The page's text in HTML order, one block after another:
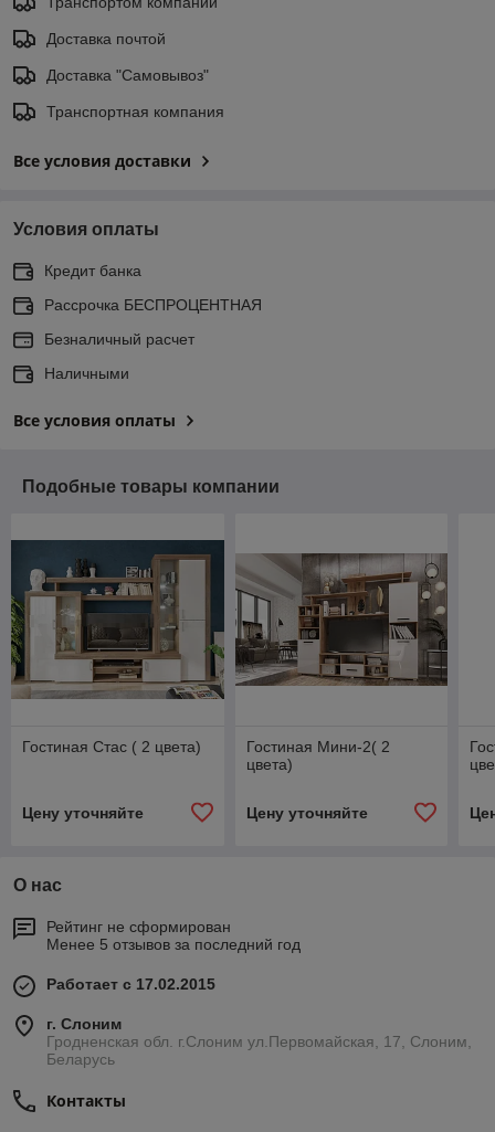
Доставка почтой
Доставка "Самовывоз"
Транспортная компания
Все условия доставки
Условия оплаты
Кредит банка
Рассрочка БЕСПРОЦЕНТНАЯ
Безналичный расчет
Наличными
Все условия оплаты
Подобные товары компании
Гостиная Стас ( 2 цвета)
Цену уточняйте
Гостиная Мини-2( 2
цвета)
Цену уточняйте
О нас
Рейтинг не сформирован
Менее 5 отзывов за последний год
Работает с 17.02.2015
г. Слоним
Гродненская обл. г.Слоним ул.Первомайская, 17, Слоним,
Беларусь
Контакты